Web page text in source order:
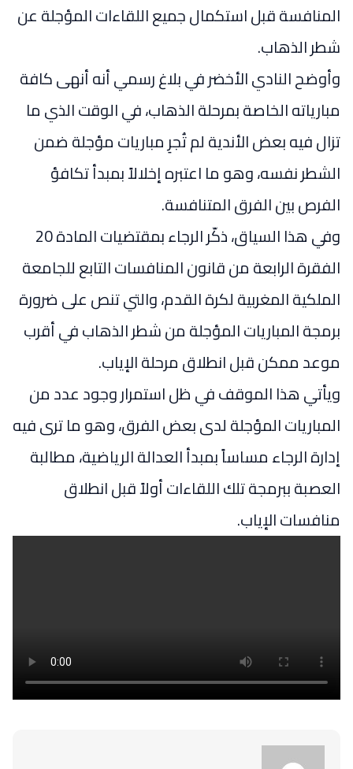
المنافسة قبل استكمال جميع اللقاءات المؤجلة عن
شطر الذهاب.
وأوضح النادي الأخضر في بلاغ رسمي أنه أنهى كافة
مبارياته الخاصة بمرحلة الذهاب، في الوقت الذي ما
تزال فيه بعض الأندية لم تُجرِ مباريات مؤجلة ضمن
الشطر نفسه، وهو ما اعتبره إخلالاً بمبدأ تكافؤ
الفرص بين الفرق المتنافسة.
وفي هذا السياق، ذكّر الرجاء بمقتضيات المادة 20
الفقرة الرابعة من قانون المنافسات التابع للجامعة
الملكية المغربية لكرة القدم، والتي تنص على ضرورة
برمجة المباريات المؤجلة من شطر الذهاب في أقرب
موعد ممكن قبل انطلاق مرحلة الإياب.
ويأتي هذا الموقف في ظل استمرار وجود عدد من
المباريات المؤجلة لدى بعض الفرق، وهو ما ترى فيه
إدارة الرجاء مساساً بمبدأ العدالة الرياضية، مطالبة
العصبة ببرمجة تلك اللقاءات أولاً قبل انطلاق
منافسات الإياب.